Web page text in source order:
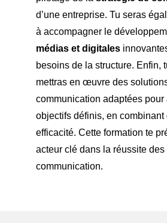
d’une entreprise. Tu seras
à accompagner le
médias et digitales
besoins de la structure. Enfin,
mettras en œuvre des
communication adaptées pour
objectifs définis, en combinant
efficacité. Cette formation te
acteur clé dans la réussite
communication.